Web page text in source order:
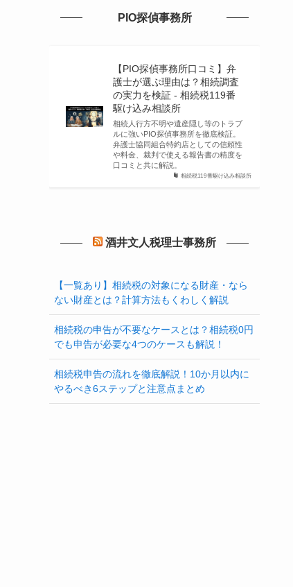
PIO探偵事務所
相続税119番駆け込み相談所
【PIO探偵事務所口コミ】弁
護士が選ぶ理由は？相続調査
の実力を検証 - 相続税119番
駆け込み相談所
相続人行方不明や遺産隠し等のトラブ
ルに強いPIO探偵事務所を徹底検証。
弁護士協同組合特約店としての信頼性
や料金、裁判で使える報告書の精度を
口コミと共に解説。
酒井文人税理士事務所
【一覧あり】相続税の対象になる財産・なら
ない財産とは？計算方法もくわしく解説
相続税の申告が不要なケースとは？相続税0円
でも申告が必要な4つのケースも解説！
相続税申告の流れを徹底解説！10か月以内に
やるべき6ステップと注意点まとめ